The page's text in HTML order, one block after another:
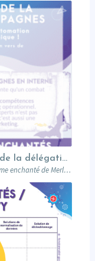
[Infographie] – Libérez la magie de la délégation de campagnes
Bienvenue, vaillants marketeurs, dans le royaume enchanté de Merlin/Leonard où la magie de la…